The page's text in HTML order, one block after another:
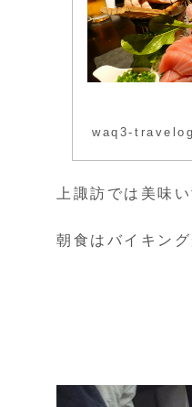
waq3-
上諏訪では美味
朝食はバイキン